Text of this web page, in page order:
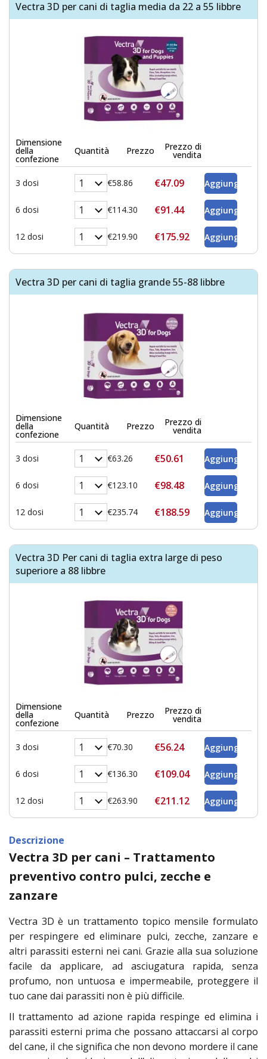
Vectra 3D per cani di taglia media da 22 a 55 libbre
Dimensione
della
confezione
Quantità Prezzo Prezzo di
vendita
3 dosi €58.86 €47.09
6 dosi €114.30 €91.44
12 dosi €219.90 €175.92
Vectra 3D per cani di taglia grande 55-88 libbre
Dimensione
della
confezione
Quantità Prezzo Prezzo di
vendita
3 dosi €63.26 €50.61
6 dosi €123.10 €98.48
12 dosi €235.74 €188.59
Vectra 3D Per cani di taglia extra large di peso
superiore a 88 libbre
Dimensione
della
confezione
Quantità Prezzo Prezzo di
vendita
3 dosi €70.30 €56.24
6 dosi €136.30 €109.04
12 dosi €263.90 €211.12
Descrizione
Vectra 3D per cani – Trattamento
preventivo contro pulci, zecche e
zanzare
Vectra 3D è un trattamento topico mensile formulato
per respingere ed eliminare pulci, zecche, zanzare e
altri parassiti esterni nei cani. Grazie alla sua soluzione
facile da applicare, ad asciugatura rapida, senza
profumo, non untuosa e impermeabile, proteggere il
tuo cane dai parassiti non è più difficile.
Il trattamento ad azione rapida respinge ed elimina i
parassiti esterni prima che possano attaccarsi al corpo
del cane, il che significa che non devono mordere il cane